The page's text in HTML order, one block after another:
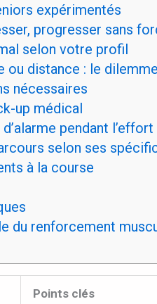
expérimentés
progresser sans
selon votre profil
ou distance : le
nécessaires
up médical
pendant l’effort
selon ses
à la course
du renforcement
Points clés